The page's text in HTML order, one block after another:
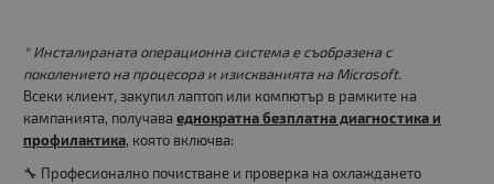
* Инсталираната операционна система е съобразена с
поколението на процесора и изискванията на Microsoft.
Всеки клиент, закупил лаптоп или компютър в рамките на
кампанията, получава еднократна безплатна диагностика и
профилактика, която включва:
🔧 Професионално почистване и проверка на охлаждането